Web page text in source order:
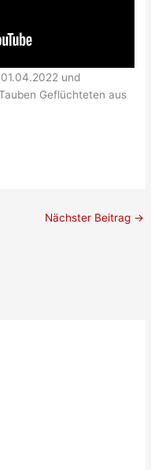
und
Geflüchteten aus
Nächster Beitrag →